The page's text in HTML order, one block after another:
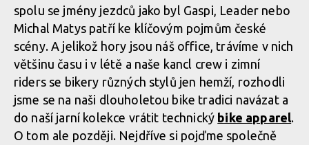
spolu se jmény jezdců jako byl Gaspi, Leader nebo
Michal Matys patří ke klíčovým pojmům české
scény. A jelikož hory jsou náš office, trávíme v nich
většinu času i v létě a naše kancl crew i zimní
riders se bikery různých stylů jen hemží, rozhodli
jsme se na naši dlouholetou bike tradici navázat a
do naší jarní kolekce vrátit technický bike apparel.
O tom ale později. Nejdříve si pojďme společně